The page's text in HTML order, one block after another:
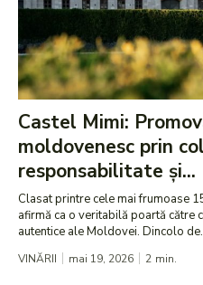
Castel Mimi:
moldovenesc prin
responsabilitate și...
Clasat printre cele mai frumoase
afirmă ca o veritabilă poartă către
autentice ale Moldovei. Dincolo
VINĂRII mai 19, 2026 2 min.